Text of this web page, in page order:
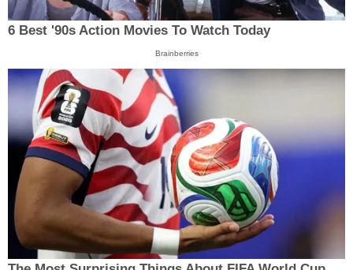
6 Best '90s Action Movies To Watch Today
Brainberries